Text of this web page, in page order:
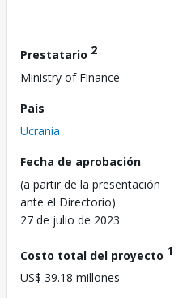
Prestatario 2
Ministry of Finance
País
Ucrania
Fecha de aprobación
(a partir de la presentación
ante el Directorio)
27 de julio de 2023
Costo total del proyecto 1
US$ 39.18 millones